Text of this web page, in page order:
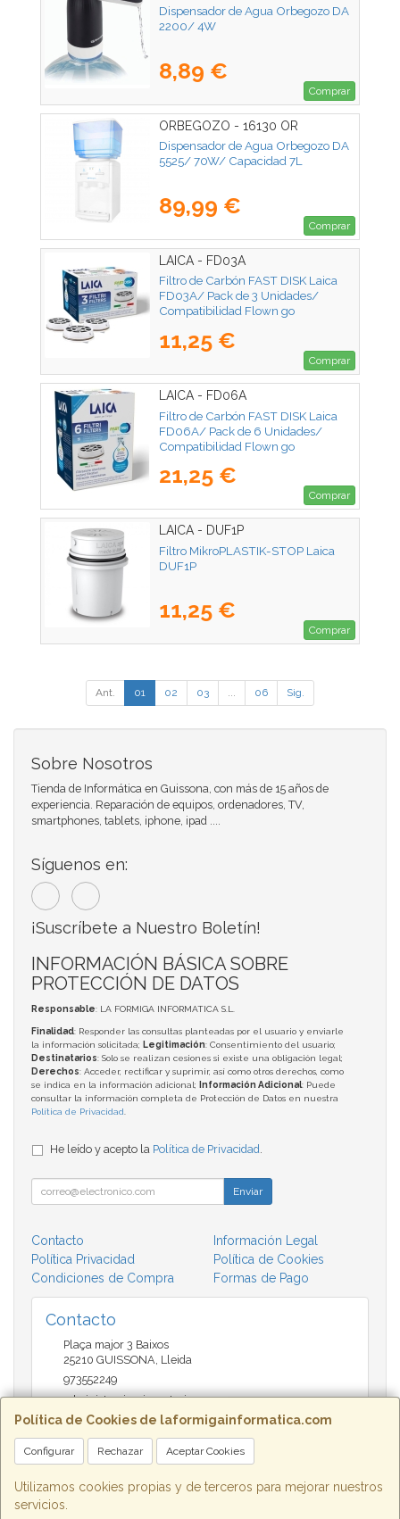
Dispensador de Agua Orbegozo DA
2200/ 4W
8,89 €
Comprar
ORBEGOZO - 16130 OR
Dispensador de Agua Orbegozo DA
5525/ 70W/ Capacidad 7L
89,99 €
Comprar
LAICA - FD03A
Filtro de Carbón FAST DISK Laica
FD03A/ Pack de 3 Unidades/
Compatibilidad Flown go
11,25 €
Comprar
LAICA - FD06A
Filtro de Carbón FAST DISK Laica
FD06A/ Pack de 6 Unidades/
Compatibilidad Flown go
21,25 €
Comprar
LAICA - DUF1P
Filtro MikroPLASTIK-STOP Laica
DUF1P
11,25 €
Comprar
Ant. 01 02 03 ... 06 Sig.
Política de Cookies de laformigainformatica.com
Configurar Rechazar Aceptar Cookies
Utilizamos cookies propias y de terceros para mejorar nuestros
servicios.
Sobre Nosotros
Tienda de Informática en Guissona, con más de 15 años de
experiencia. Reparación de equipos, ordenadores, TV,
smartphones, tablets, iphone, ipad ....
Síguenos en:
¡Suscríbete a Nuestro Boletín!
INFORMACIÓN BÁSICA SOBRE
PROTECCIÓN DE DATOS
Responsable: LA FORMIGA INFORMATICA S.L.
Finalidad: Responder las consultas planteadas por el usuario y enviarle
la información solicitada; Legitimación: Consentimiento del usuario;
Destinatarios: Solo se realizan cesiones si existe una obligación legal;
Derechos: Acceder, rectificar y suprimir, así como otros derechos, como
se indica en la información adicional;
Información Adicional: Puede
consultar la información completa de Protección de Datos en nuestra
Política de Privacidad.
He leído y acepto la Política de Privacidad.
Enviar
Contacto
Información Legal
Política Privacidad
Política de Cookies
Condiciones de Compra
Formas de Pago
Contacto
Plaça major 3 Baixos
25210 GUISSONA, Lleida
973552249
administracio@insectari.com
Horario
Matí de 9 a 13:30 - Tarda 17 a 20:30